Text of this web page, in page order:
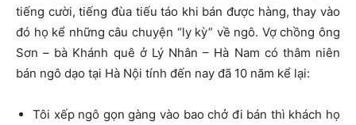
tiếng cười, tiếng đùa tiếu táo khi bán được hàng, thay vào
đó họ kể những câu chuyện “ly kỳ” về ngô. Vợ chồng ông
Sơn – bà Khánh quê ở Lý Nhân – Hà Nam có thâm niên
bán ngô dạo tại Hà Nội tính đến nay đã 10 năm kể lại:
Tôi xếp ngô gọn gàng vào bao chở đi bán thì khách họ